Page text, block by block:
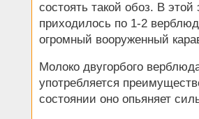
состоять такой обоз. В
приходилось по 1-2
огромный вооруженный
Молоко двугорбого
употребляется
состоянии оно опьяняет